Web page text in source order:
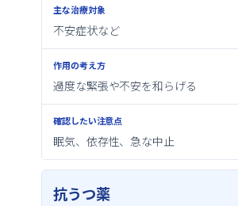
象
作
用
の
考
え
方
不安症状など
過度な緊張や不安を和らげる
眠気、依存性、急な中止
抗うつ薬